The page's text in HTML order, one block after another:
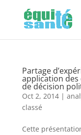
Partage
application
de décision
Oct 2, 2014|
classé
Cette